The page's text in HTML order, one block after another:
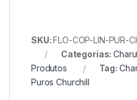
SKU:FLO-COP-LIN-PUR-
Categorias:
Produtos
Tag:
Puros Churchill